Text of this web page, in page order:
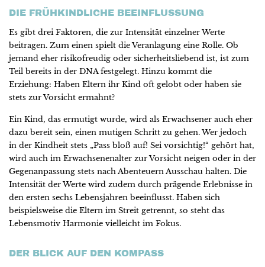
DIE FRÜHKINDLICHE BEEINFLUSSUNG
Es gibt drei Faktoren, die zur Intensität einzelner Werte
beitragen. Zum einen spielt die Veranlagung eine Rolle. Ob
jemand eher risikofreudig oder sicherheitsliebend ist, ist zum
Teil bereits in der DNA festgelegt. Hinzu kommt die
Erziehung: Haben Eltern ihr Kind oft gelobt oder haben sie
stets zur Vorsicht ermahnt?
Ein Kind, das ermutigt wurde, wird als Erwachsener auch eher
dazu bereit sein, einen mutigen Schritt zu gehen. Wer jedoch
in der Kindheit stets „Pass bloß auf! Sei vorsichtig!“ gehört hat,
wird auch im Erwachsenenalter zur Vorsicht neigen oder in der
Gegenanpassung stets nach Abenteuern Ausschau halten. Die
Intensität der Werte wird zudem durch prägende Erlebnisse in
den ersten sechs Lebensjahren beeinflusst. Haben sich
beispielsweise die Eltern im Streit getrennt, so steht das
Lebensmotiv Harmonie vielleicht im Fokus.
DER BLICK AUF DEN KOMPASS